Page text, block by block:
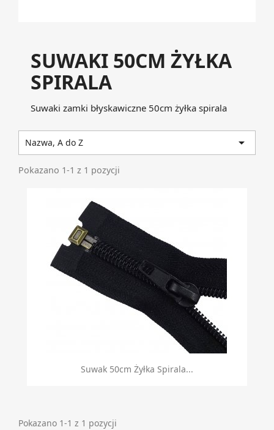
SUWAKI 50CM ŻYŁKA
SPIRALA
Suwaki zamki błyskawiczne 50cm żyłka spirala
Nazwa, A do Z 
Pokazano 1-1 z 1 pozycji
Suwak 50cm Żyłka Spirala...
Pokazano 1-1 z 1 pozycji